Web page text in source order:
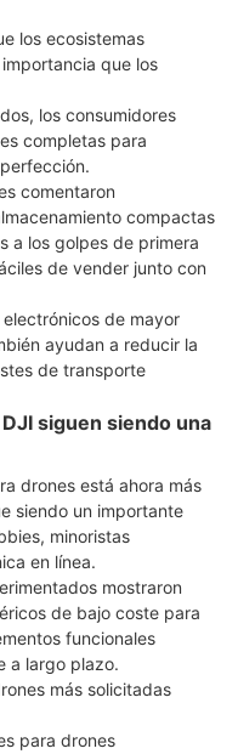
los ecosistemas
que los
los consumidores
completas para
comentaron
compactas
a los golpes de primera
de vender junto con
de mayor
ayudan a reducir la
de transporte
siguen siendo una
drones está ahora más
siendo un importante
minoristas
en línea.
mostraron
de bajo coste para
funcionales
a largo plazo.
más solicitadas
para drones